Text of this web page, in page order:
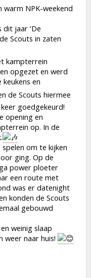
warm NPK-weekend
jaar ‘De
Scouts in zaten
kampterrein
opgezet en werd
en
de Scouts hiermee
goedgekeurd!
opening en
op. In de
om te kijken
ging. Op de
power ploeter
een route met
was er datenight
konden de Scouts
gebouwd
weinig slaap
weer naar huis!